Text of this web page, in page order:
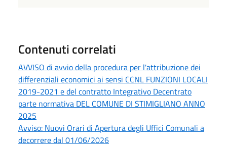
Contenuti correlati
AVVISO di avvio della procedura per l'attribuzione dei
differenziali economici ai sensi CCNL FUNZIONI LOCALI
2019-2021 e del contratto Integrativo Decentrato
parte normativa DEL COMUNE DI STIMIGLIANO ANNO
2025
Avviso: Nuovi Orari di Apertura degli Uffici Comunali a
decorrere dal 01/06/2026